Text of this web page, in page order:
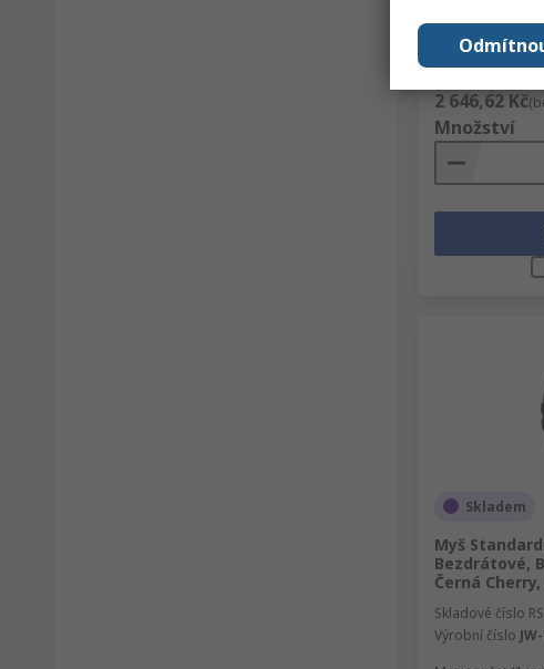
Skladové číslo RS
Výrobní číslo
2 646,62 Kč
Množství
Skladem
Myš
Bezdrátové,
Černá
Skladové číslo RS
Výrobní číslo